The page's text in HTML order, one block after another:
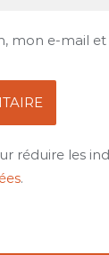
mon e-mail
réduire les
.